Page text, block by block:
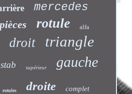
mercedes
pièces rotule alfa
droit triangle
stab supérieur gauche
rotules droite complet